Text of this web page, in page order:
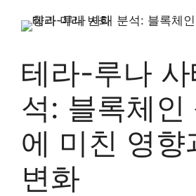
테라-루나
석: 블록체인
에 미친 영향
변화